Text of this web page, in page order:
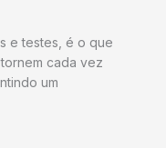
e testes, é o que
cada vez
um